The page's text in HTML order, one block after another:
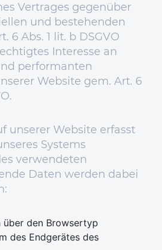
Vertrages gegenüber
und bestehenden
6 Abs. 1 lit. b DSGVO
Interesse an
performanten
Website gem. Art. 6
unserer Website erfasst
Systems
verwendeten
Daten werden dabei
über den Browsertyp
des Endgerätes des